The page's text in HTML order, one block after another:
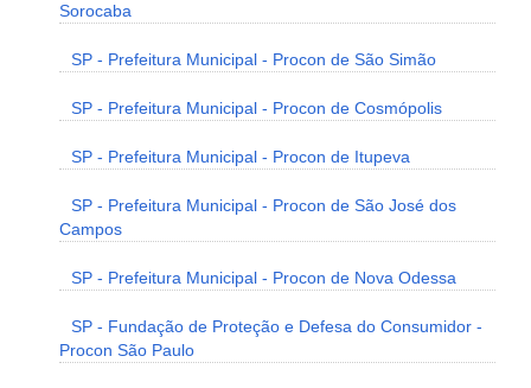
Sorocaba
SP - Prefeitura Municipal - Procon de São Simão
SP - Prefeitura Municipal - Procon de Cosmópolis
SP - Prefeitura Municipal - Procon de Itupeva
SP - Prefeitura Municipal - Procon de São José dos
Campos
SP - Prefeitura Municipal - Procon de Nova Odessa
SP - Fundação de Proteção e Defesa do Consumidor -
Procon São Paulo